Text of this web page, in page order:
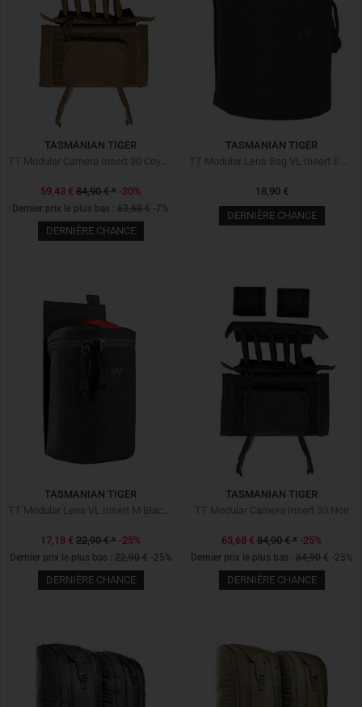
TASMANIAN TIGER
TT Modular Camera Insert 30 Coyote Brown
59,43 € 84,90 €* -30%
Dernier prix le plus bas : 63,68 € -7%
DERNIÈRE CHANCE
TASMANIAN TIGER
TT Modular Lens Bag VL Insert S Noir
18,90 €
DERNIÈRE CHANCE
TASMANIAN TIGER
17,18 € 22,90 €* -25%
Dernier prix le plus bas : 22,90 € -25%
DERNIÈRE CHANCE
TASMANIAN TIGER
TT Modular Camera Insert 30 Noir
63,68 € 84,90 €* -25%
Dernier prix le plus bas : 84,90 € -25%
DERNIÈRE CHANCE